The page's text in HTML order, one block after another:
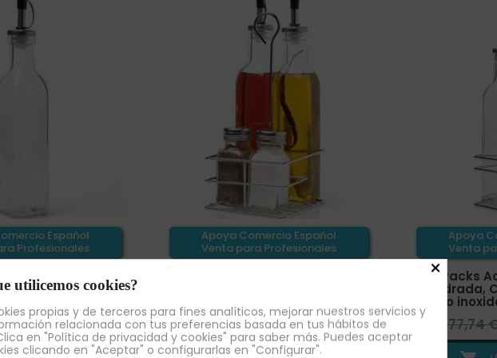
Español
Profesionales
Cuadrada,
Tapón en Acero
64,24 €+ IVA
Apoya Comercio Español
Venta para Profesionales
114,82 €86,12 € + IVA
Apoya
Venta
24 Packs
Cuadrada,
Acero
177,74
×
utilicemos cookies?
propias y de terceros para fines analíticos, mejorar nuestros servicios y
relacionada con tus preferencias basada en tus hábitos de
en "Política de privacidad y cookies" para saber más. Puedes aceptar
clicando en "Aceptar" o configurarlas en "Configurar".